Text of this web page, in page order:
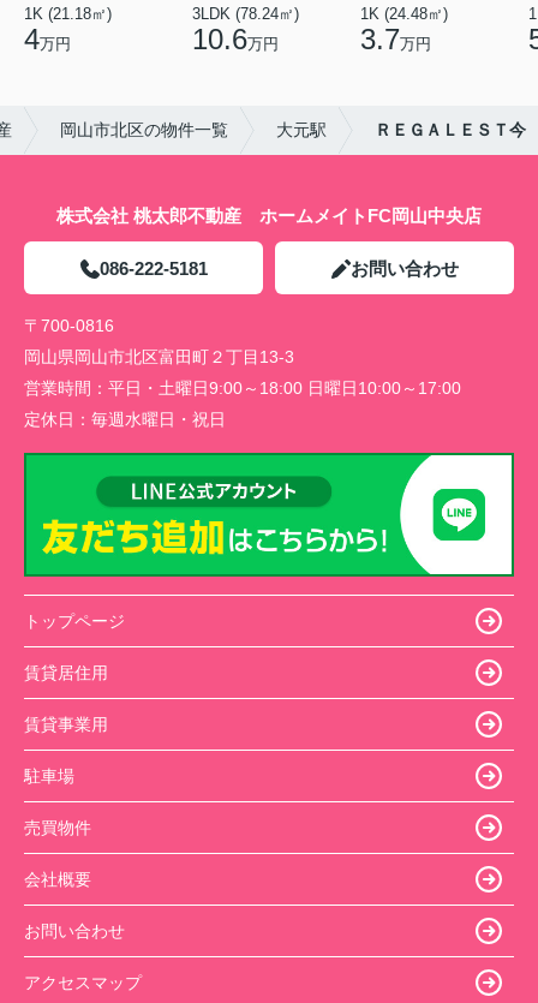
1K (21.18㎡)
4万円
3LDK (78.24㎡)
10.6万円
1K (24.48㎡)
3.7万円
岡山市北区の物件一覧 大元駅 ＲＥＧＡＬＥＳＴ今
株式会社 桃太郎不動産 ホームメイトFC岡山中央店
086-222-5181 お問い合わせ
〒700-0816
岡山県岡山市北区富田町２丁目13-3
営業時間： 平日・土曜日9:00～18:00 日曜日10:00～17:00
定休日： 毎週水曜日・祝日
トップページ
賃貸居住用
賃貸事業用
駐車場
売買物件
会社概要
お問い合わせ
アクセスマップ